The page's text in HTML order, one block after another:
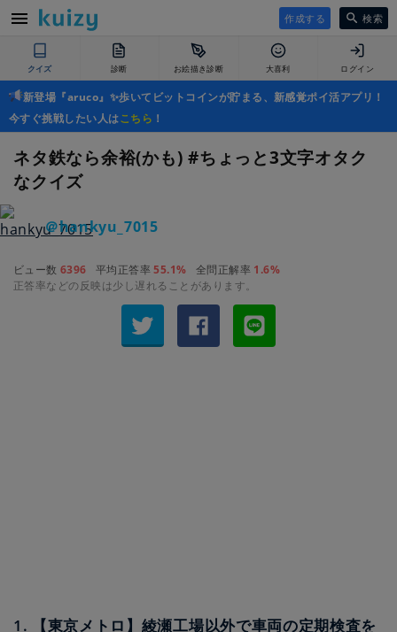
作成する 検索
クイズ 診断 お絵描き診断 大喜利 ログイン
新登場『aruco』✨歩いてビットコインが貯まる、新感覚ポイ活アプリ！
今すぐ挑戦したい人はこちら ！
ネタ鉄なら余裕(かも) #ちょっと3文字オタク
なクイズ
＠hankyu_7015
ビュー数 6396 平均正答率55.1% 全問正解率 1.6%
正答率などの反映は少し遅れることがあります。
1. 【東京メトロ】綾瀬工場以外で車両の定期検査を